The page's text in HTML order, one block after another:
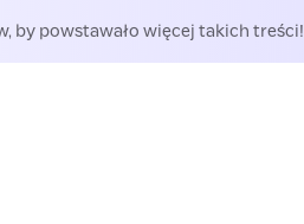
by powstawało więcej takich treści!